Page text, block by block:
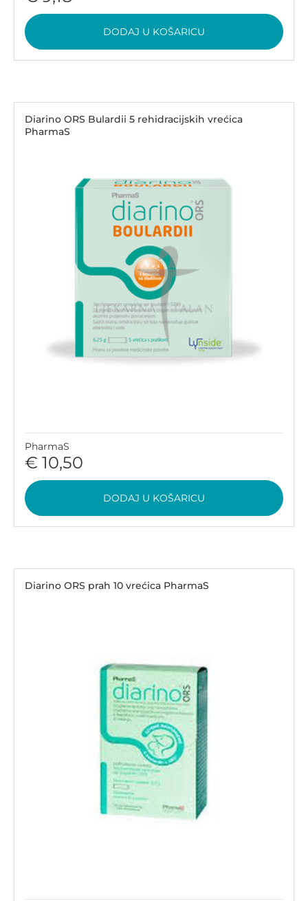
DODAJ U KOŠARICU
Diarino ORS Bulardii 5 rehidracijskih vrećica
PharmaS
PharmaS
€ 10,50
DODAJ U KOŠARICU
Diarino ORS prah 10 vrećica PharmaS